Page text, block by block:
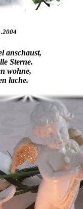
anschaust,
Sterne.
wohne,
lache.